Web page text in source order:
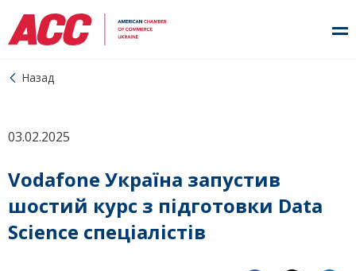
Назад
03.02.2025
Vodafone Україна запустив
шостий курс з підготовки Data
Science спеціалістів